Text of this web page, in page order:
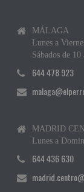
MÁLAGA
Lunes a
Sábados de 10
644 478 923
MADRID
Lunes a
644 436 630